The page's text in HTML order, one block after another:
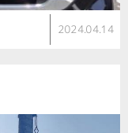
2024.04.14